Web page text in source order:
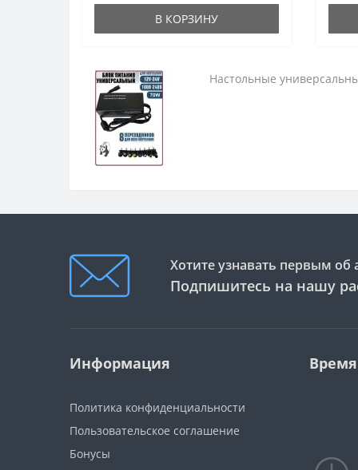
ASUS, TOSHIB..
В КОРЗИНУ
Настольные
Хотите узнавать первым об
Подпишитесь на нашу
Информация
Политика конфиденциальности
Пользовательское соглашение
Бонусы